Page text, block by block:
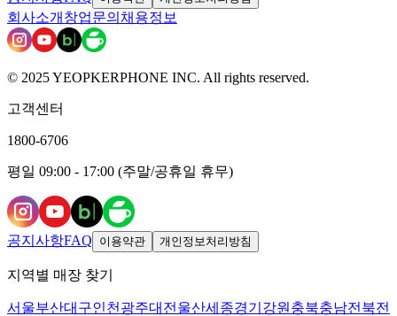
회사소개 창업문의 채용정보
© 2025 YEOPKERPHONE INC. All rights reserved.
고객센터
1800-6706
평일 09:00 - 17:00 (주말/공휴일 휴무)
공지사항FAQ 이용약관 개인정보처리방침
지역별 매장 찾기
서울부산대구인천 광주대전 울산세종경기 강원 충북충남전북전